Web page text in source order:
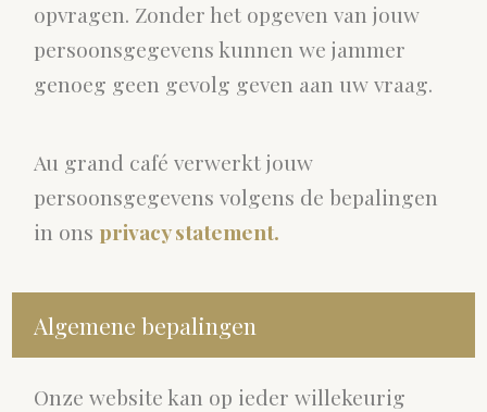
opvragen. Zonder het opgeven van jouw
persoonsgegevens kunnen we jammer
genoeg geen gevolg geven aan uw vraag.
Au grand café verwerkt jouw
persoonsgegevens volgens de bepalingen
in ons privacy statement.
Algemene bepalingen
Onze website kan op ieder willekeurig